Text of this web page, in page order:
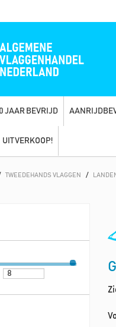
JAAR BEVRIJD
UITVERKOOP!
TWEEDEHANDS VLAGGEN /